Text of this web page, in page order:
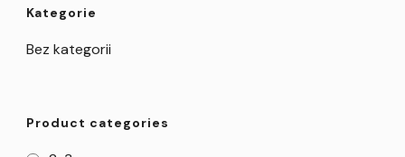
Kategorie
Bez kategorii
Product categories